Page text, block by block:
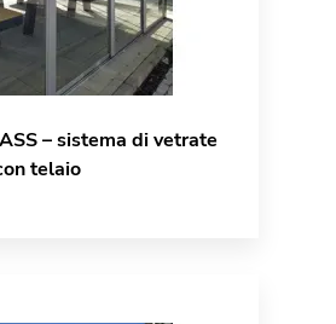
– sistema di vetrate
telaio